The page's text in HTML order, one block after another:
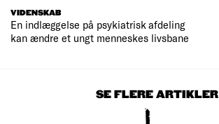
VIDENSKAB
En indlæggelse på psykiatrisk afdeling
kan ændre et ungt menneskes livsbane
SE FLERE ARTIKLER